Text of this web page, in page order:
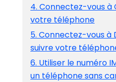
4. Connectez-vous à
votre téléphone
5. Connectez-vous à
suivre votre
6. Utiliser le numéro
un téléphone sans